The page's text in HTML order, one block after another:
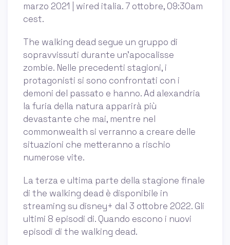
marzo 2021 | wired italia. 7 ottobre, 09:30am
cest.
The walking dead segue un gruppo di
sopravvissuti durante un’apocalisse
zombie. Nelle precedenti stagioni, i
protagonisti si sono confrontati con i
demoni del passato e hanno. Ad alexandria
la furia della natura apparirà più
devastante che mai, mentre nel
commonwealth si verranno a creare delle
situazioni che metteranno a rischio
numerose vite.
La terza e ultima parte della stagione finale
di the walking dead è disponibile in
streaming su disney+ dal 3 ottobre 2022. Gli
ultimi 8 episodi di. Quando escono i nuovi
episodi di the walking dead.